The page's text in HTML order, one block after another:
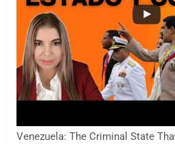
Venezuela: The Criminal State